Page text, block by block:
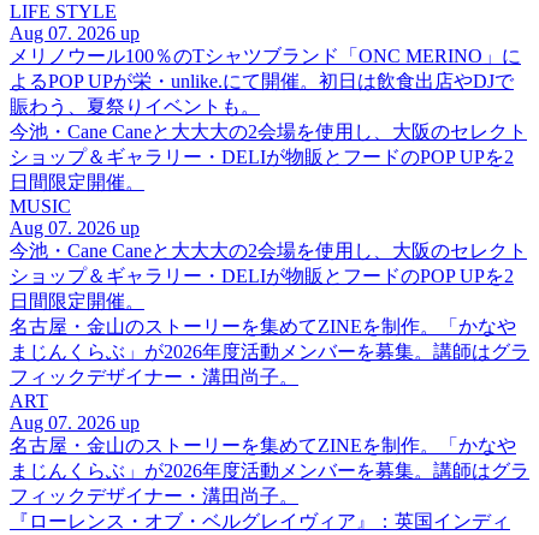
LIFE STYLE
Aug 07. 2026 up
メリノウール100％のTシャツブランド「ONC MERINO」に
よるPOP UPが栄・unlike.にて開催。初日は飲食出店やDJで
賑わう、夏祭りイベントも。
今池・Cane Caneと大大大の2会場を使用し、大阪のセレクト
ショップ＆ギャラリー・DELIが物販とフードのPOP UPを2
日間限定開催。
MUSIC
Aug 07. 2026 up
今池・Cane Caneと大大大の2会場を使用し、大阪のセレクト
ショップ＆ギャラリー・DELIが物販とフードのPOP UPを2
日間限定開催。
名古屋・金山のストーリーを集めてZINEを制作。「かなや
まじんくらぶ」が2026年度活動メンバーを募集。講師はグラ
フィックデザイナー・溝田尚子。
ART
Aug 07. 2026 up
名古屋・金山のストーリーを集めてZINEを制作。「かなや
まじんくらぶ」が2026年度活動メンバーを募集。講師はグラ
フィックデザイナー・溝田尚子。
『ローレンス・オブ・ベルグレイヴィア』：英国インディ